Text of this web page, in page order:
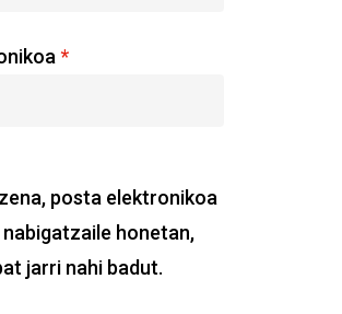
*
posta elektronikoa
honetan,
jarri nahi badut.